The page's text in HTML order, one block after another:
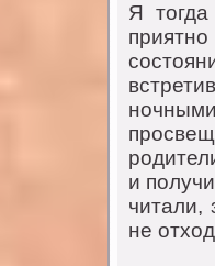
Я
и
читали,
не